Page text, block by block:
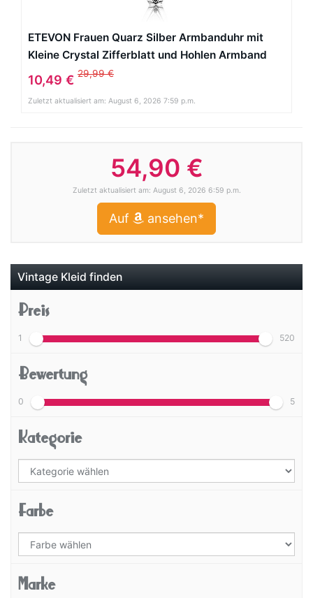
ETEVON Frauen Quarz Silber Armbanduhr mit
Kleine Crystal Zifferblatt und Hohlen Armband
Wasserdicht Lässig Einfache Verkleiden
Armbanduhren für Damen
10,49 € 29,99 €
Zuletzt aktualisiert am: August 6, 2026 7:59 p.m.
54,90 €
Zuletzt aktualisiert am: August 6, 2026 6:59 p.m.
Auf ansehen*
Vintage Kleid finden
Preis
1 520
Bewertung
0 5
Kategorie
Farbe
Marke